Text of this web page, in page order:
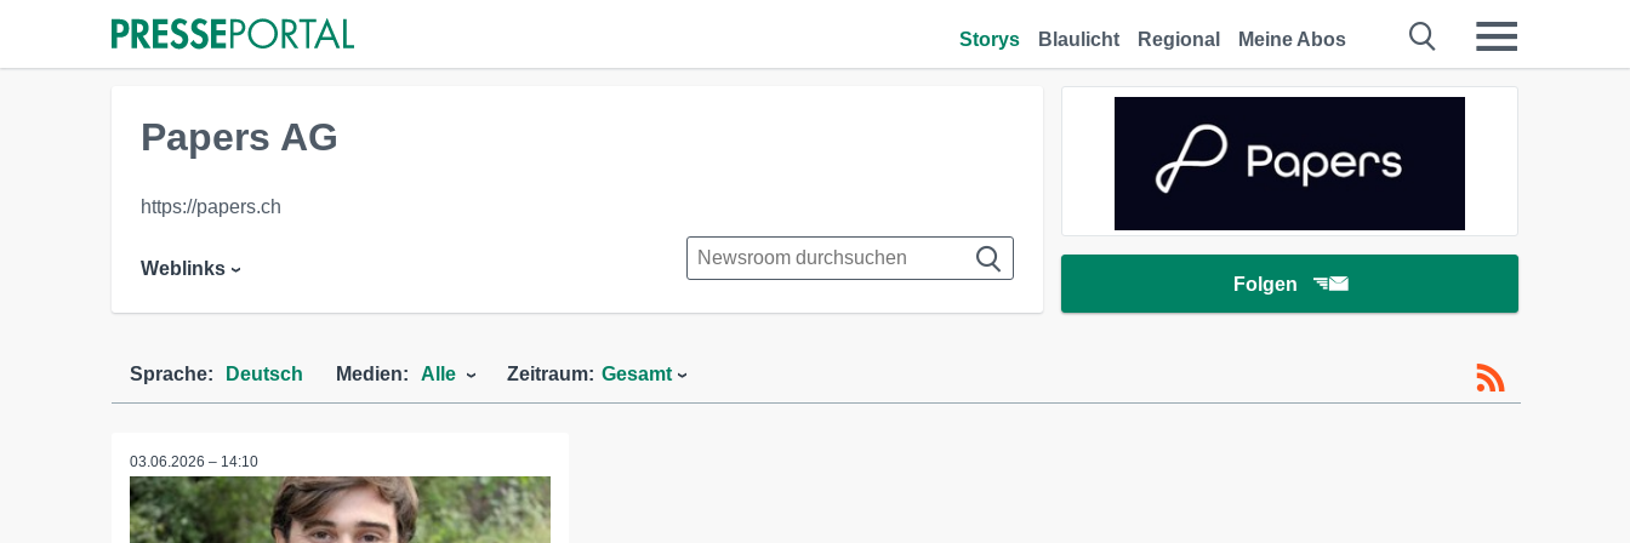
Storys Blaulicht Regional Meine Abos
Folgen
Papers AG
https://papers.ch
Weblinks
Sprache: Deutsch Medien: Alle Zeitraum: Gesamt
03.06.2026 – 14:10